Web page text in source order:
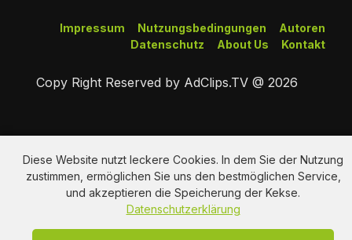
Diese Website nutzt leckere Cookies. In dem Sie der Nutzung
zustimmen, ermöglichen Sie uns den bestmöglichen Service,
und akzeptieren die Speicherung der Kekse.
Datenschutzerklärung
Autoren
Nutzungsbedingungen
Impressum
Kontakt
About Us
Datenschutz
Copy Right Reserved by AdClips.TV @ 2026